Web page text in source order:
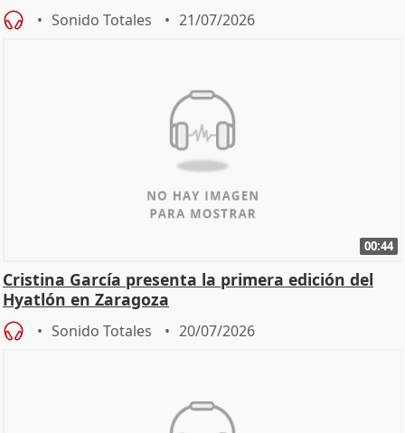
Sonido Totales 21/07/2026
00:44
Cristina García presenta la primera edición del
Hyatlón en Zaragoza
Sonido Totales 20/07/2026